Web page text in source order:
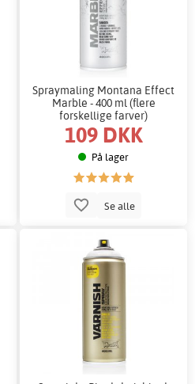
Spraymaling Montana Effect
Marble - 400 ml (flere
forskellige farver)
109 DKK
På lager
Se alle